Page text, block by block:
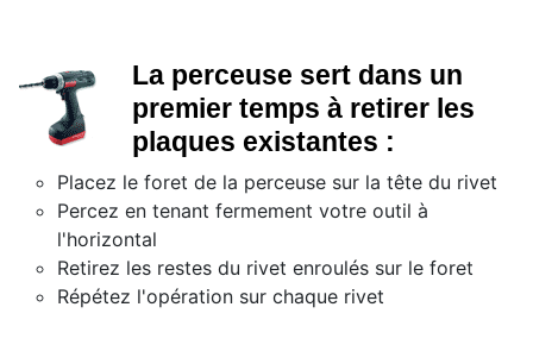
La perceuse sert dans un
premier temps à retirer les
plaques existantes :
Placez le foret de la perceuse sur la tête du rivet
Percez en tenant fermement votre outil à
l'horizontal
Retirez les restes du rivet enroulés sur le foret
Répétez l'opération sur chaque rivet